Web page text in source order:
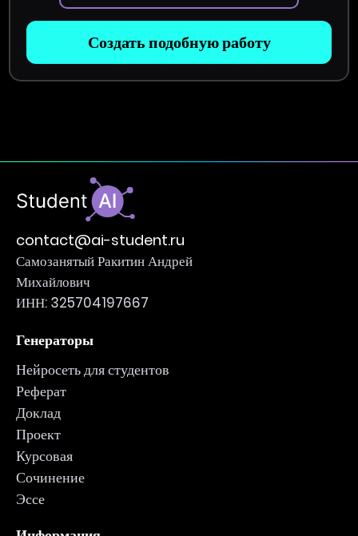
Создать подобную работу
contact@ai-student.ru
Самозанятый Ракитин Андрей
Михайлович
ИНН: 325704197667
Генераторы
Нейросеть для студентов
Реферат
Доклад
Проект
Курсовая
Сочинение
Эссе